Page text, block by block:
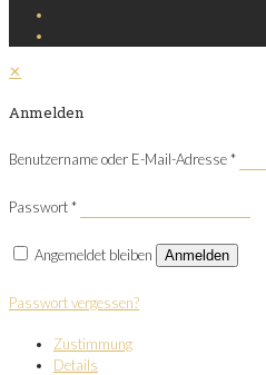
✕
Anmelden
Benutzername oder E-Mail-Adresse*
Passwort*
Angemeldet bleiben Anmelden
Passwort vergessen?
Zustimmung
Details